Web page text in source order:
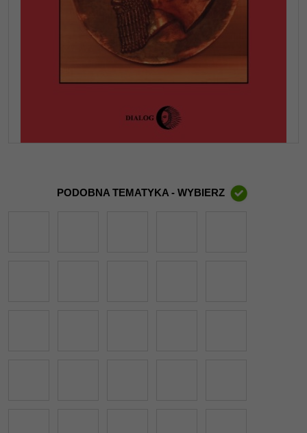
PODOBNA TEMATYKA - WYBIERZ